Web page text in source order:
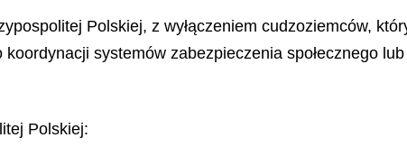
Polskiej, z wyłączeniem cudzoziemców,
systemów zabezpieczenia społecznego
Polskiej: